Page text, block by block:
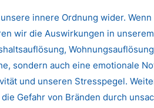
innere Ordnung wider.
wir die Auswirkungen in
sondern auch eine emotionale
und unseren Stresspegel.
Gefahr von Bränden durch